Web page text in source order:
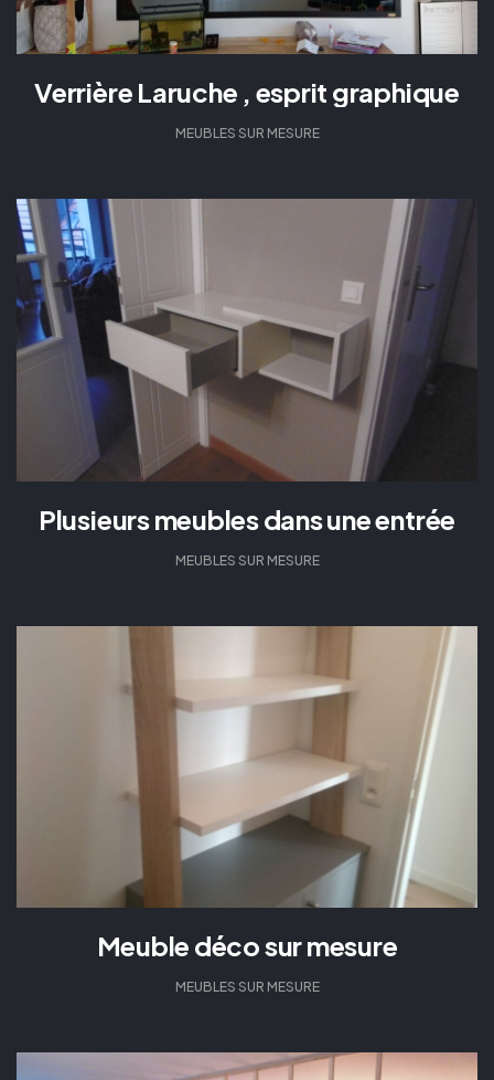
Verrière Laruche , esprit graphique
MEUBLES SUR MESURE
Plusieurs meubles dans une entrée
MEUBLES SUR MESURE
Meuble déco sur mesure
MEUBLES SUR MESURE